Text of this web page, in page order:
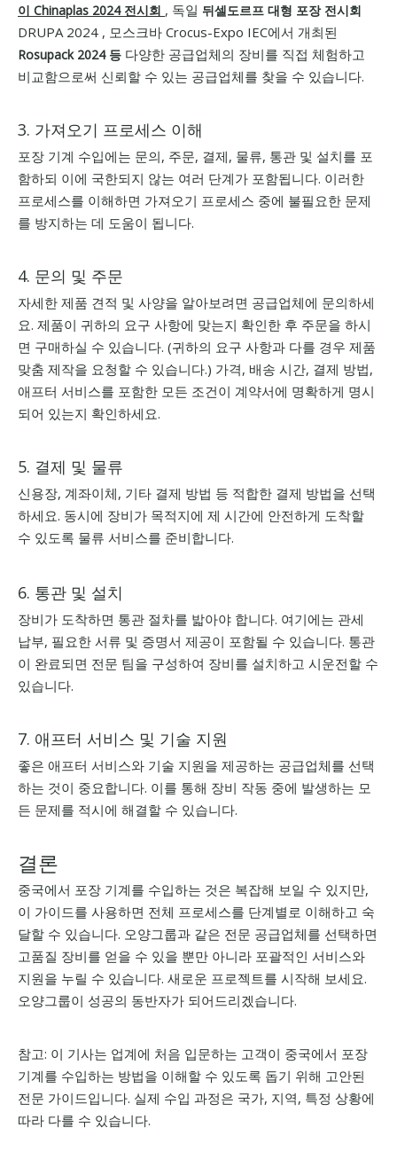
이 Chinaplas 2024 전시회 , 독일 뒤셀도르프 대형 포장 전시회
DRUPA 2024 , 모스크바 Crocus-Expo IEC에서 개최된
Rosupack 2024 등 다양한 공급업체의 장비를 직접 체험하고
비교함으로써 신뢰할 수 있는 공급업체를 찾을 수 있습니다.
3. 가져오기 프로세스 이해
포장 기계 수입에는 문의, 주문, 결제, 물류, 통관 및 설치를 포
함하되 이에 국한되지 않는 여러 단계가 포함됩니다. 이러한
프로세스를 이해하면 가져오기 프로세스 중에 불필요한 문제
를 방지하는 데 도움이 됩니다.
4. 문의 및 주문
자세한 제품 견적 및 사양을 알아보려면 공급업체에 문의하세
요. 제품이 귀하의 요구 사항에 맞는지 확인한 후 주문을 하시
면 구매하실 수 있습니다. (귀하의 요구 사항과 다를 경우 제품
맞춤 제작을 요청할 수 있습니다.) 가격, 배송 시간, 결제 방법,
애프터 서비스를 포함한 모든 조건이 계약서에 명확하게 명시
되어 있는지 확인하세요.
5. 결제 및 물류
신용장, 계좌이체, 기타 결제 방법 등 적합한 결제 방법을 선택
하세요. 동시에 장비가 목적지에 제 시간에 안전하게 도착할
수 있도록 물류 서비스를 준비합니다.
6. 통관 및 설치
장비가 도착하면 통관 절차를 밟아야 합니다. 여기에는 관세
납부, 필요한 서류 및 증명서 제공이 포함될 수 있습니다. 통관
이 완료되면 전문 팀을 구성하여 장비를 설치하고 시운전할 수
있습니다.
7. 애프터 서비스 및 기술 지원
좋은 애프터 서비스와 기술 지원을 제공하는 공급업체를 선택
하는 것이 중요합니다. 이를 통해 장비 작동 중에 발생하는 모
든 문제를 적시에 해결할 수 있습니다.
결론
중국에서 포장 기계를 수입하는 것은 복잡해 보일 수 있지만,
이 가이드를 사용하면 전체 프로세스를 단계별로 이해하고 숙
달할 수 있습니다. 오양그룹과 같은 전문 공급업체를 선택하면
고품질 장비를 얻을 수 있을 뿐만 아니라 포괄적인 서비스와
지원을 누릴 수 있습니다. 새로운 프로젝트를 시작해 보세요.
오양그룹이 성공의 동반자가 되어드리겠습니다.
참고: 이 기사는 업계에 처음 입문하는 고객이 중국에서 포장
기계를 수입하는 방법을 이해할 수 있도록 돕기 위해 고안된
전문 가이드입니다. 실제 수입 과정은 국가, 지역, 특정 상황에
따라 다를 수 있습니다.